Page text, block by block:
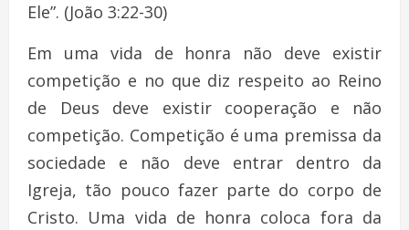
Ele”. (João 3:22-30)
Em uma vida de honra não deve existir
competição e no que diz respeito ao Reino
de Deus deve existir cooperação e não
competição. Competição é uma premissa da
sociedade e não deve entrar dentro da
Igreja, tão pouco fazer parte do corpo de
Cristo. Uma vida de honra coloca fora da